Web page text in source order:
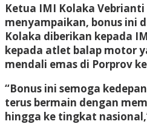
Ketua IMI Kolaka
menyampaikan, bonus ini
Kolaka diberikan kepada
kepada atlet balap motor
mendali emas di Porprov
“Bonus ini semoga
terus bermain dengan
hingga ke tingkat